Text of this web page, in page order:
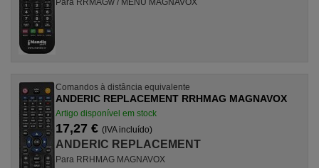
Para RRMAGw / MENU MAGNAVOX
Comandos à distância equivalente
ANDERIC REPLACEMENT RRHMAG MAGNAVOX
Artigo disponível em stock
17,27 € (IVA incluído)
ANDERIC REPLACEMENT
Para RRHMAG MAGNAVOX